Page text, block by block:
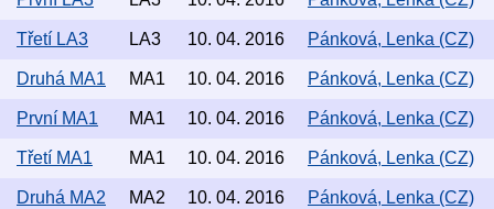
Třetí LA3 LA3 10. 04. 2016 Pánková, Lenka (CZ)
Druhá MA1 MA1 10. 04. 2016 Pánková, Lenka (CZ)
První MA1 MA1 10. 04. 2016 Pánková, Lenka (CZ)
Třetí MA1 MA1 10. 04. 2016 Pánková, Lenka (CZ)
Druhá MA2 MA2 10. 04. 2016 Pánková, Lenka (CZ)